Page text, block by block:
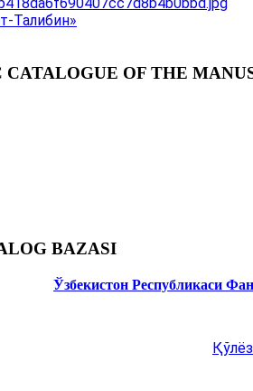
Талибин»
OF THE
BAZASI
Ўзбекистон Республикаси